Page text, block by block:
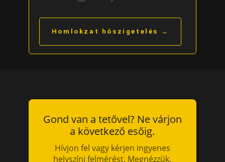
Homlokzat hőszigetelés →
Gond van a tetővel? Ne várjon
a következő esőig.
Hívjon fel vagy kérjen ingyenes
helyszíni felmérést. Megnézzük,